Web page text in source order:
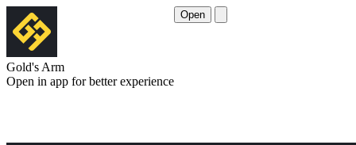
Gold's Arm
Open in app for better experience
Open